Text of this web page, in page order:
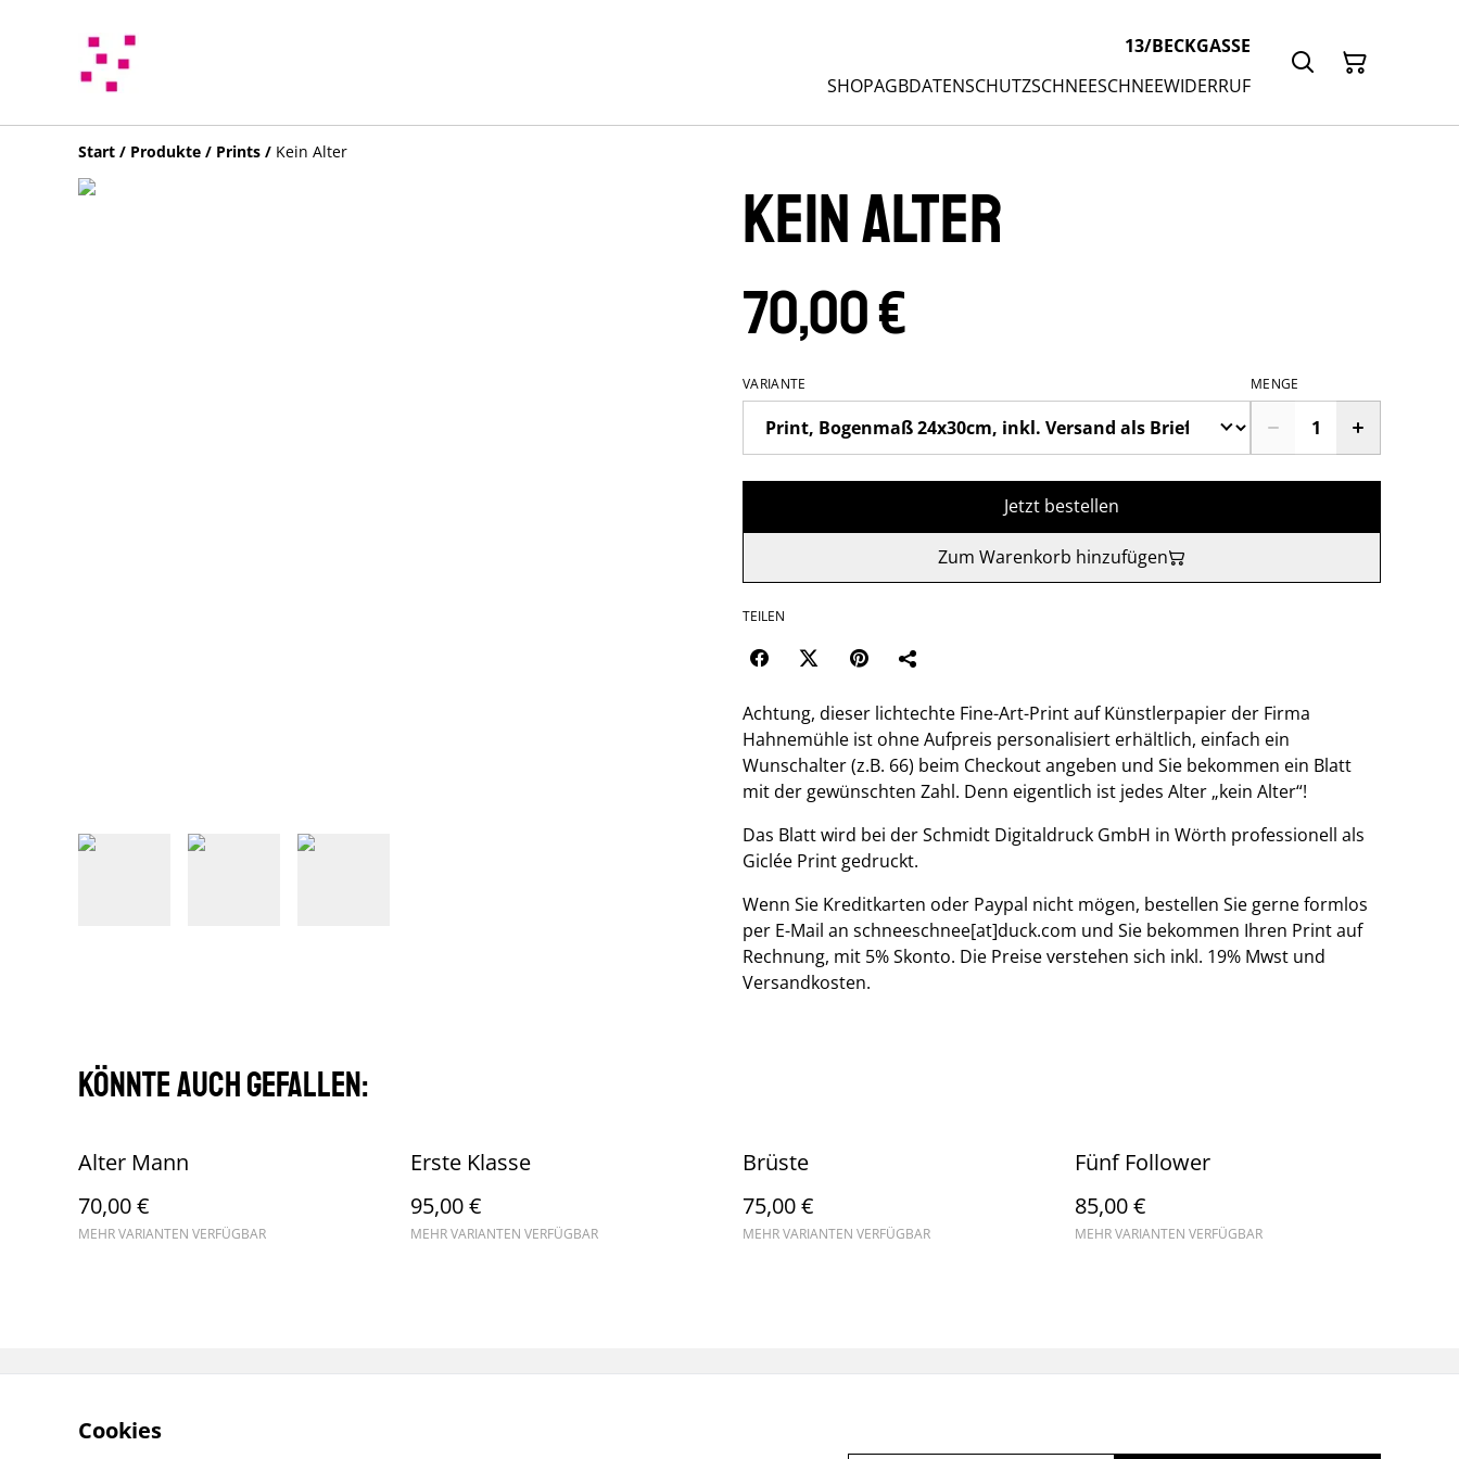
13/BECKGASSE
SHOPAGBDATENSCHUTZSCHNEESCHNEEWIDERRUF
Start / Produkte / Prints / Kein Alter
Kein Alter
70,00 €
VARIANTE MENGE
Jetzt bestellen
Zum Warenkorb hinzufügen
TEILEN
Achtung, dieser lichtechte Fine-Art-Print auf Künstlerpapier der Firma
Hahnemühle ist ohne Aufpreis personalisiert erhältlich, einfach ein
Wunschalter (z.B. 66) beim Checkout angeben und Sie bekommen ein Blatt
mit der gewünschten Zahl. Denn eigentlich ist jedes Alter „kein Alter“!
Das Blatt wird bei der Schmidt Digitaldruck GmbH in Wörth professionell als
Giclée Print gedruckt.
Wenn Sie Kreditkarten oder Paypal nicht mögen, bestellen Sie gerne formlos
per E-Mail an schneeschnee[at]duck.com und Sie bekommen Ihren Print auf
Rechnung, mit 5% Skonto. Die Preise verstehen sich inkl. 19% Mwst und
Versandkosten.
Könnte auch gefallen:
Alter Mann
70,00 €
MEHR VARIANTEN VERFÜGBAR
Erste Klasse
95,00 €
MEHR VARIANTEN VERFÜGBAR
Brüste
75,00 €
MEHR VARIANTEN VERFÜGBAR
Fünf Follower
85,00 €
MEHR VARIANTEN VERFÜGBAR
Cookies